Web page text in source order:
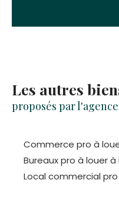
Les autres
proposés par l'agence
Commerce pro à
Bureaux pro à louer à
Local commercial